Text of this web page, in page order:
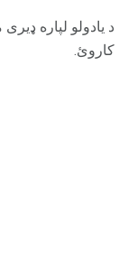
د یادولو لپاره
کاروئ.